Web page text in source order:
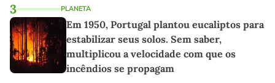
3 PLANETA
Em 1950, Portugal plantou eucaliptos para
estabilizar seus solos. Sem saber,
multiplicou a velocidade com que os
incêndios se propagam